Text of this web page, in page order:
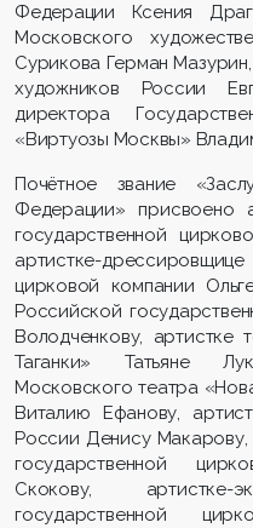
Федерации Ксения
Московского
Сурикова Герман
художников России
директора
«Виртуозы Москвы»
Почётное звание
Федерации» присвоено
государственной
артистке-
цирковой компании
Российской
Володченкову, артистке
Таганки» Татьяне
Московского театра
Виталию Ефанову,
России Денису Макарову,
государственной
Скокову, артистке-
государственной